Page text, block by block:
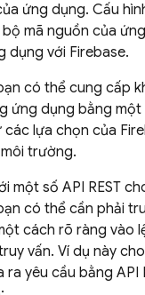
ứng dụng. Cấu
mã nguồn của
dụng với Firebase.
có thể cung cấp
ứng dụng bằng một
các lựa chọn của
trường.
một số API REST
có thể cần phải
cách rõ ràng vào
vấn. Ví dụ này
ra yêu cầu bằng API